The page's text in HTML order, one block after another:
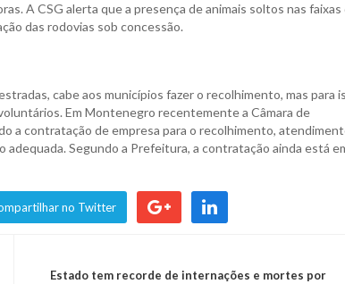
A CSG alerta que a presença de animais soltos nas faixas
das rodovias sob concessão.
cabe aos municípios fazer o recolhimento, mas para
Em Montenegro recentemente a Câmara de
a contratação de empresa para o recolhimento,
Segundo a Prefeitura, a contratação ainda está
no Twitter
Estado tem recorde de internações e mortes por